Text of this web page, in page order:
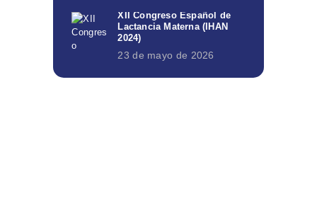
XII Congreso Español de
Lactancia Materna (IHAN
2024)
23 de mayo de 2026